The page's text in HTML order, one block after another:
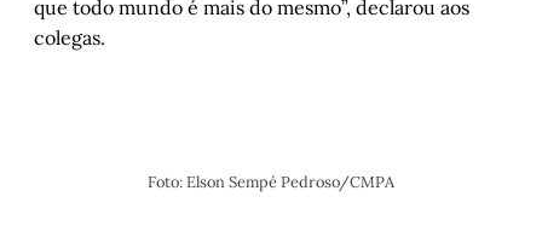
que todo mundo é mais do mesmo”, declarou aos
colegas.
Foto: Elson Sempé Pedroso/CMPA